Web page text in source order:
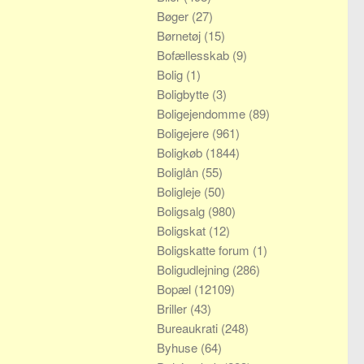
Bøger (27)
Børnetøj (15)
Bofællesskab (9)
Bolig (1)
Boligbytte (3)
Boligejendomme (89)
Boligejere (961)
Boligkøb (1844)
Boliglån (55)
Boligleje (50)
Boligsalg (980)
Boligskat (12)
Boligskatte forum (1)
Boligudlejning (286)
Bopæl (12109)
Briller (43)
Bureaukrati (248)
Byhuse (64)